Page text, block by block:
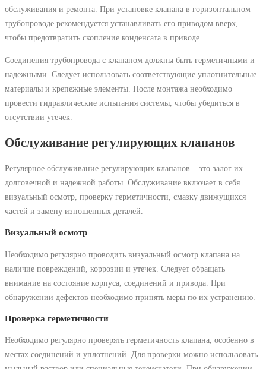
обслуживания и ремонта. При установке клапана в горизонтальном
трубопроводе рекомендуется устанавливать его приводом вверх,
чтобы предотвратить скопление конденсата в приводе.
Соединения трубопровода с клапаном должны быть герметичными и
надежными. Следует использовать соответствующие уплотнительные
материалы и крепежные элементы. После монтажа необходимо
провести гидравлические испытания системы, чтобы убедиться в
отсутствии утечек.
Обслуживание регулирующих клапанов
Регулярное обслуживание регулирующих клапанов – это залог их
долговечной и надежной работы. Обслуживание включает в себя
визуальный осмотр, проверку герметичности, смазку движущихся
частей и замену изношенных деталей.
Визуальный осмотр
Необходимо регулярно проводить визуальный осмотр клапана на
наличие повреждений, коррозии и утечек. Следует обращать
внимание на состояние корпуса, соединений и привода. При
обнаружении дефектов необходимо принять меры по их устранению.
Проверка герметичности
Необходимо регулярно проверять герметичность клапана, особенно в
местах соединений и уплотнений. Для проверки можно использовать